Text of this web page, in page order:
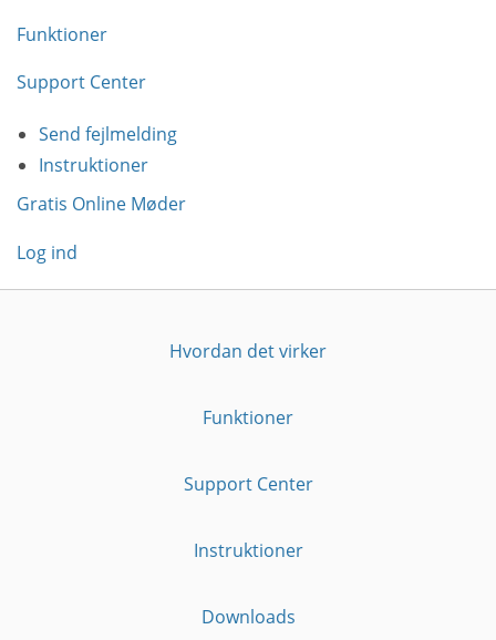
Funktioner
Support Center
Send fejlmelding
Instruktioner
Gratis Online Møder
Log ind
Hvordan det virker
Funktioner
Support Center
Instruktioner
Downloads